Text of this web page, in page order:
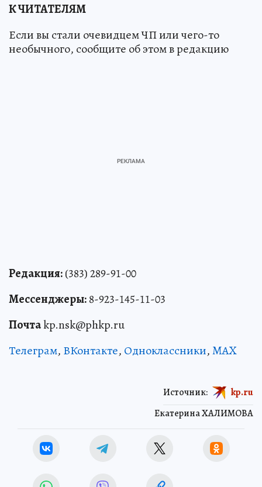
К ЧИТАТЕЛЯМ
Если вы стали очевидцем ЧП или чего-то
необычного, сообщите об этом в редакцию
Редакция:(383) 289-91-00
Мессенджеры:8-923-145-11-03
Почтаkp.nsk@phkp.ru
Телеграм, ВКонтакте, Одноклассники,MAX
Екатерина ХАЛИМОВА
Источник: kp.ru